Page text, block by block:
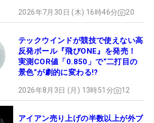
2026年7月30日 (木) 16時46分 20
テックウインドが競技で使えない高
反発ボール『飛びONE』を発売！
実測COR値「0.850」で“二打目の
景色”が劇的に変わる!?
2026年8月3日 (月) 13時51分 12
アイアン売り上げの半数以上が外ブ